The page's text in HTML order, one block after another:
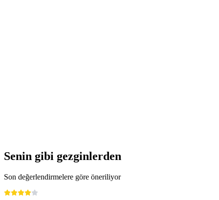
Senin gibi gezginlerden
Son değerlendirmelere göre öneriliyor